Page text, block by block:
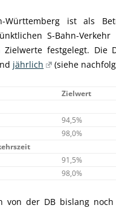
Württemberg ist als
S-Bahn-
Zielwerte festgelegt. Die
jährlich (siehe
Zielwert
94,5%
98,0%
91,5%
98,0%
von der DB bislang